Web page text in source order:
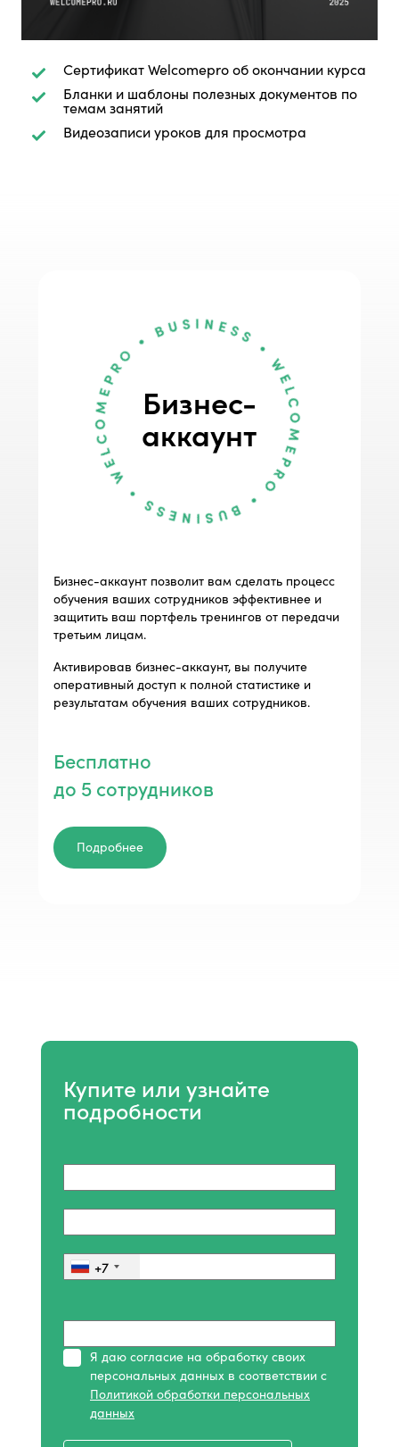
Сертификат Welcomepro об окончании курса
Бланки и шаблоны полезных документов по
темам занятий
Видеозаписи уроков для просмотра
Бизнес-
аккаунт
Бизнес-аккаунт позволит вам сделать процесс
обучения ваших сотрудников эффективнее и
защитить ваш портфель тренингов от передачи
третьим лицам.
Активировав бизнес-аккаунт, вы получите
оперативный доступ к полной статистике и
результатам обучения ваших сотрудников.
Бесплатно
до 5 сотрудников
Подробнее
Купите или узнайте
подробности
+7
Я даю согласие на обработку своих
персональных данных в соответствии с
Политикой обработки персональных
данных